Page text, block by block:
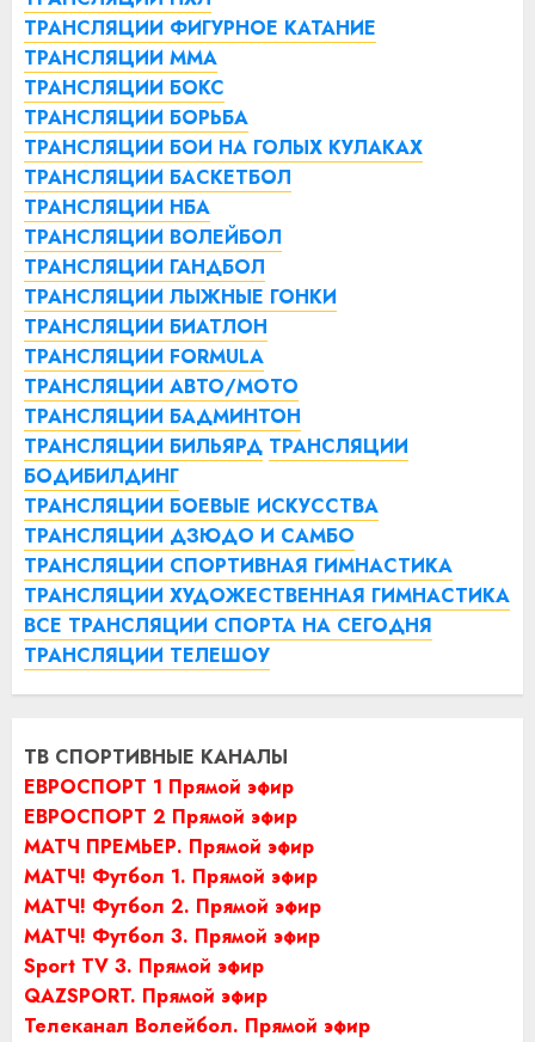
ТРАНСЛЯЦИИ ФИГУРНОЕ КАТАНИЕ
ТРАНСЛЯЦИИ ММА
ТРАНСЛЯЦИИ БОКС
ТРАНСЛЯЦИИ БОРЬБА
ТРАНСЛЯЦИИ БОИ НА ГОЛЫХ КУЛАКАХ
ТРАНСЛЯЦИИ БАСКЕТБОЛ
ТРАНСЛЯЦИИ НБА
ТРАНСЛЯЦИИ ВОЛЕЙБОЛ
ТРАНСЛЯЦИИ ГАНДБОЛ
ТРАНСЛЯЦИИ ЛЫЖНЫЕ ГОНКИ
ТРАНСЛЯЦИИ БИАТЛОН
ТРАНСЛЯЦИИ FORMULA
ТРАНСЛЯЦИИ АВТО/МОТО
ТРАНСЛЯЦИИ БАДМИНТОН
ТРАНСЛЯЦИИ БИЛЬЯРД ТРАНСЛЯЦИИ
БОДИБИЛДИНГ
ТРАНСЛЯЦИИ БОЕВЫЕ ИСКУССТВА
ТРАНСЛЯЦИИ ДЗЮДО И САМБО
ТРАНСЛЯЦИИ СПОРТИВНАЯ ГИМНАСТИКА
ТРАНСЛЯЦИИ ХУДОЖЕСТВЕННАЯ ГИМНАСТИКА
ВСЕ ТРАНСЛЯЦИИ СПОРТА НА СЕГОДНЯ
ТРАНСЛЯЦИИ ТЕЛЕШОУ
ТВ СПОРТИВНЫЕ КАНАЛЫ
ЕВРОСПОРТ 1 Прямой эфир
ЕВРОСПОРТ 2 Прямой эфир
МАТЧ ПРЕМЬЕР. Прямой эфир
МАТЧ! Футбол 1. Прямой эфир
МАТЧ! Футбол 2. Прямой эфир
МАТЧ! Футбол 3. Прямой эфир
Sport TV 3. Прямой эфир
QAZSPORT. Прямой эфир
Телеканал Волейбол. Прямой эфир